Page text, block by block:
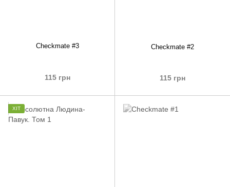
Checkmate #3
115 грн
Checkmate #2
115 грн
ХІТ